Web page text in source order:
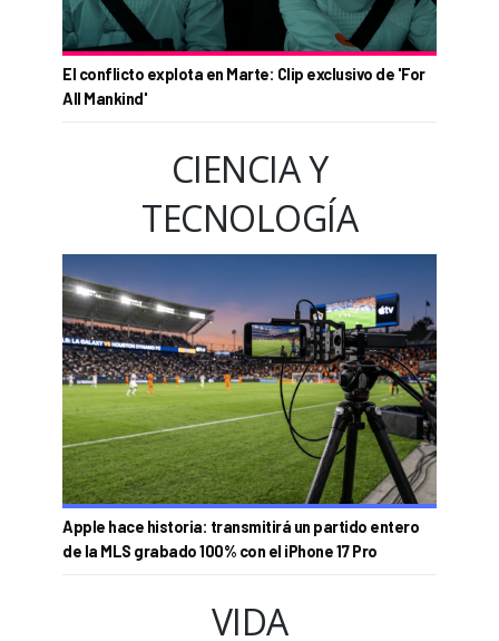
El conflicto explota en Marte: Clip exclusivo de 'For
All Mankind'
CIENCIA Y
TECNOLOGÍA
Apple hace historia: transmitirá un partido entero
de la MLS grabado 100% con el iPhone 17 Pro
VIDA